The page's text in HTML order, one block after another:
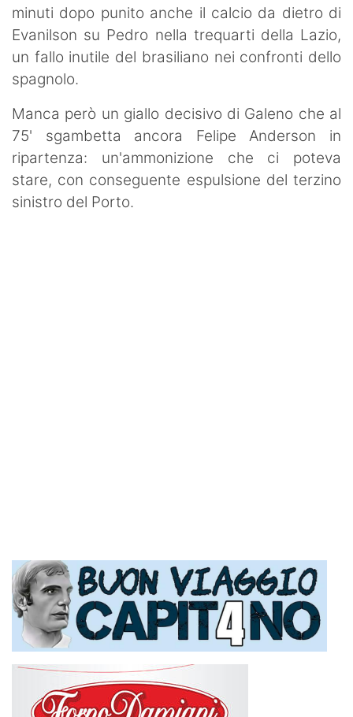
minuti dopo punito anche il calcio da dietro di
Evanilson su Pedro nella trequarti della Lazio,
un fallo inutile del brasiliano nei confronti dello
spagnolo.
Manca però un giallo decisivo di Galeno che al
75' sgambetta ancora Felipe Anderson in
ripartenza: un'ammonizione che ci poteva
stare, con conseguente espulsione del terzino
sinistro del Porto.